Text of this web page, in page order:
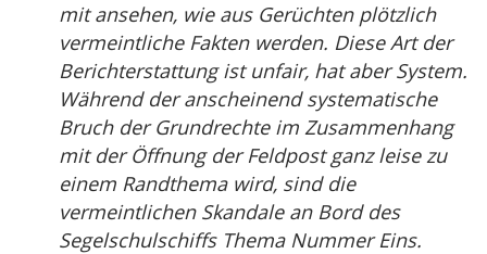
mit ansehen, wie aus Gerüchten plötzlich
vermeintliche Fakten werden. Diese Art der
Berichterstattung ist unfair, hat aber System.
Während der anscheinend systematische
Bruch der Grundrechte im Zusammenhang
mit der Öffnung der Feldpost ganz leise zu
einem Randthema wird, sind die
vermeintlichen Skandale an Bord des
Segelschulschiffs Thema Nummer Eins.